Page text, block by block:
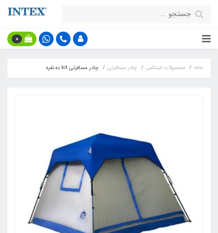
0
خانه محصولات اینتکس چادر مسافرتی چادر مسافرتی kit ده نفره